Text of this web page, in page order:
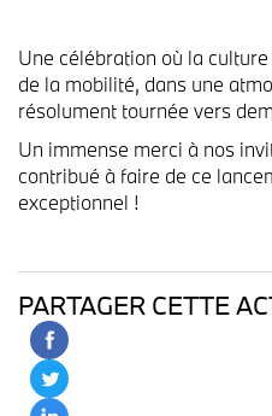
Une célébration où la
de la mobilité, dans une
résolument tournée vers
Un immense merci à nos
contribué à faire de ce
exceptionnel !
PARTAGER CETTE